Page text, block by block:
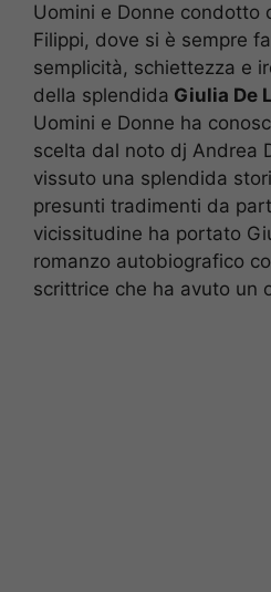
Uomini e Donne condotto
Filippi, dove si è sempre
semplicità, schiettezza e
della splendida Giulia De
Uomini e Donne ha
scelta dal noto dj Andrea
vissuto una splendida
presunti tradimenti da
vicissitudine ha portato
romanzo autobiografico
scrittrice che ha avuto un